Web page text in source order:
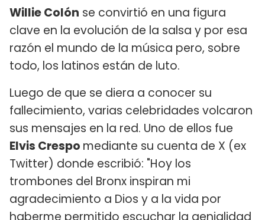
Willie Colón se convirtió en una figura
clave en la evolución de la salsa y por esa
razón el mundo de la música pero, sobre
todo, los latinos están de luto.
Luego de que se diera a conocer su
fallecimiento, varias celebridades volcaron
sus mensajes en la red. Uno de ellos fue
Elvis Crespo mediante su cuenta de X (ex
Twitter) donde escribió: "Hoy los
trombones del Bronx inspiran mi
agradecimiento a Dios y a la vida por
haberme permitido escuchar la genialidad